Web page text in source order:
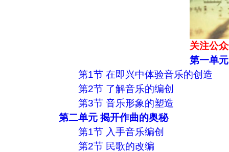
关注公
第一单
第1节 在即兴中体验音乐的创造
第2节 了解音乐的编创
第3节 音乐形象的塑造
第二单元 揭开作曲的奥秘
第1节 入手音乐编创
第2节 民歌的改编